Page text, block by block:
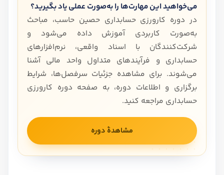
می‌خواهید این مهارت‌ها را به‌صورت عملی یاد بگیرید؟
در دوره کارورزی حسابداری حصین حاسب، مباحث
به‌صورت کاربردی آموزش داده می‌شود و
شرکت‌کنندگان با اسناد واقعی، نرم‌افزارهای
حسابداری و فرآیندهای متداول واحد مالی آشنا
می‌شوند. برای مشاهده جزئیات سرفصل‌ها، شرایط
برگزاری و اطلاعات دوره، به صفحه دوره کارورزی
حسابداری مراجعه کنید.
مشاهدهٔ دوره